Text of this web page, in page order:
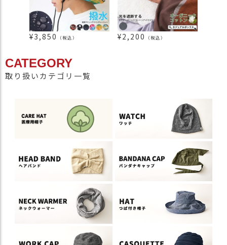
¥3,850 （税込） ¥2,200 （税込）
CATEGORY
取り扱いカテゴリ一覧